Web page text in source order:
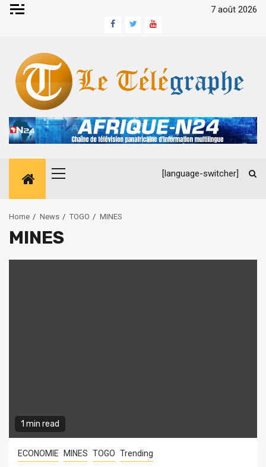
Skip
7 août 2026
Facebook
Twitter
Youtube
Primary
[language-switcher]
Home News TOGO MINES
MINES
1 min read
ECONOMIE MINES TOGO Trending